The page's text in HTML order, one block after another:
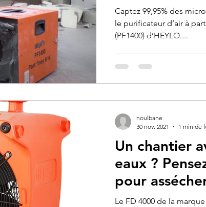
Captez 99,95% des
le purificateur d’air à
(PF1400) d’HEYLO....
Un chantier
eaux ?
pour
murs
Le FD 4000 de la
noulbane
30 nov. 2021
1 min de